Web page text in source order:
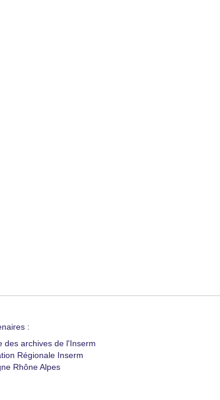
:
des archives de l'Inserm
Régionale Inserm
Rhône Alpes